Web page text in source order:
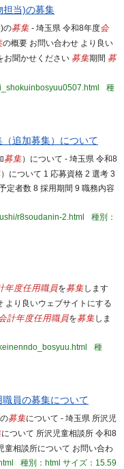
担当)の募集
の募集 - 埼玉県 令和8年度会
の概要 お問い合わせ より良い
お聞かせください 募集期間 募
種
追加募集）について
募集）について - 埼玉県 令和8
）について 1 応募資格 2 選考 3
定者数 8 採用期間 9 職務内容
r8soudanin-2.html
種別：
年度任用職員を募集します
より良いウェブサイトにする
計年度任用職員を募集しま
種
員の募集について
の募集について - 埼玉県 所沢児
について 所沢児童相談所 令和8
童相談所について お問い合わ
種別：html サイズ：15.59